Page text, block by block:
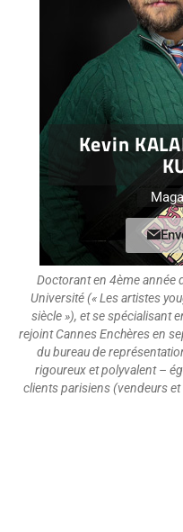
Kevin
Doctorant en 4ème année
Université (« Les artistes
siècle »), et se spécialisant
rejoint Cannes Enchères en
du bureau de
rigoureux et polyvalent –
clients parisiens (vendeurs